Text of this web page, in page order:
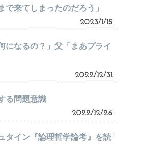
で来てしまったのだろう」
2023/1/15
なるの？」父「まあプライ
2022/12/31
る問題意識
2022/12/26
タイン『論理哲学論考』を読